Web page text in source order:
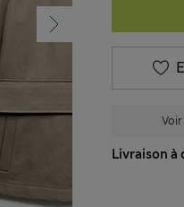
Livraison à